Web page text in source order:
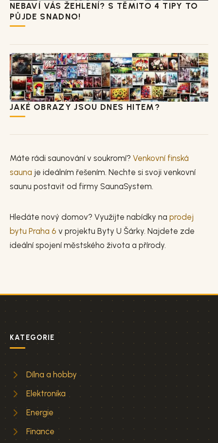
NEBAVÍ VÁS ŽEHLENÍ? S TĚMITO 4 TIPY TO
PŮJDE SNADNO!
JAKÉ OBRAZY JSOU DNES HITEM?
Máte rádi saunování v soukromí? Venkovní finská
sauna je ideálním řešením. Nechte si svoji venkovní
saunu postavit od firmy SaunaSystem.
Hledáte nový domov? Využijte nabídky na prodej
bytu Praha 6 v projektu Byty U Šárky. Najdete zde
ideální spojení městského života a přírody.
KATEGORIE
Dílna a hobby
Elektronika
Energie
Finance